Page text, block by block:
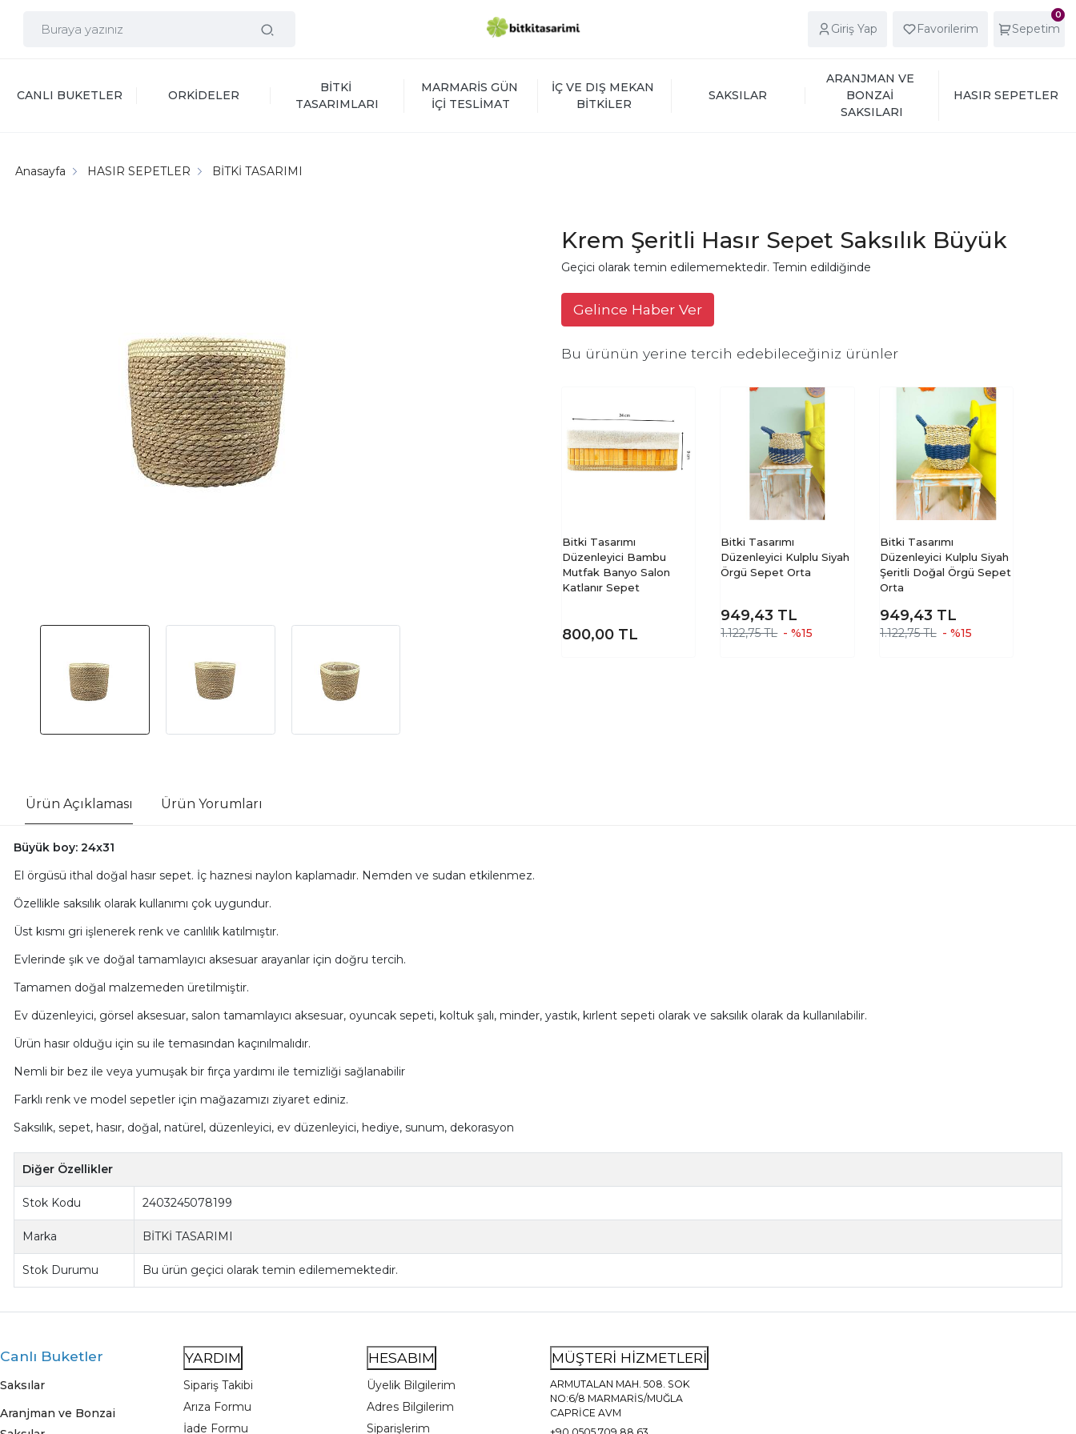
Giriş Yap Favorilerim
0
Sepetim
CANLI BUKETLER ORKİDELER
BİTKİ
TASARIMLARI
MARMARİS GÜN
İÇİ TESLİMAT
İÇ VE DIŞ MEKAN
BİTKİLER
SAKSILAR
ARANJMAN VE
BONZAİ
SAKSILARI
HASIR SEPETLER
Anasayfa HASIR SEPETLER BİTKİ TASARIMI
Krem Şeritli Hasır Sepet Saksılık Büyük
Geçici olarak temin edilememektedir. Temin edildiğinde
Gelince Haber Ver
Bu ürünün yerine tercih edebileceğiniz ürünler
Bitki Tasarımı
Düzenleyici Bambu
Mutfak Banyo Salon
Katlanır Sepet
800,00 TL
Bitki Tasarımı
Düzenleyici Kulplu Siyah
Örgü Sepet Orta
949,43 TL
1.122,75 TL - %15
Bitki Tasarımı
Düzenleyici Kulplu Siyah
Şeritli Doğal Örgü Sepet
Orta
949,43 TL
1.122,75 TL - %15
Ürün Açıklaması Ürün Yorumları
Büyük boy: 24x31
El örgüsü ithal doğal hasır sepet. İç haznesi naylon kaplamadır. Nemden ve sudan etkilenmez.
Özellikle saksılık olarak kullanımı çok uygundur.
Üst kısmı gri işlenerek renk ve canlılık katılmıştır.
Evlerinde şık ve doğal tamamlayıcı aksesuar arayanlar için doğru tercih.
Tamamen doğal malzemeden üretilmiştir.
Ev düzenleyici, görsel aksesuar, salon tamamlayıcı aksesuar, oyuncak sepeti, koltuk şalı, minder, yastık, kırlent sepeti olarak ve saksılık olarak da kullanılabilir.
Ürün hasır olduğu için su ile temasından kaçınılmalıdır.
Nemli bir bez ile veya yumuşak bir fırça yardımı ile temizliği sağlanabilir
Farklı renk ve model sepetler için mağazamızı ziyaret ediniz.
Saksılık, sepet, hasır, doğal, natürel, düzenleyici, ev düzenleyici, hediye, sunum, dekorasyon
Diğer Özellikler
Stok Kodu 2403245078199
Marka BİTKİ TASARIMI
Stok Durumu Bu ürün geçici olarak temin edilememektedir.
Canlı Buketler
Saksılar
Aranjman ve Bonzai
YARDIM
Sipariş Takibi
Arıza Formu
İade Formu
HESABIM
Üyelik Bilgilerim
Adres Bilgilerim
Siparişlerim
MÜŞTERİ HİZMETLERİ
ARMUTALAN MAH. 508. SOK
NO:6/8 MARMARİS/MUĞLA
CAPRİCE AVM